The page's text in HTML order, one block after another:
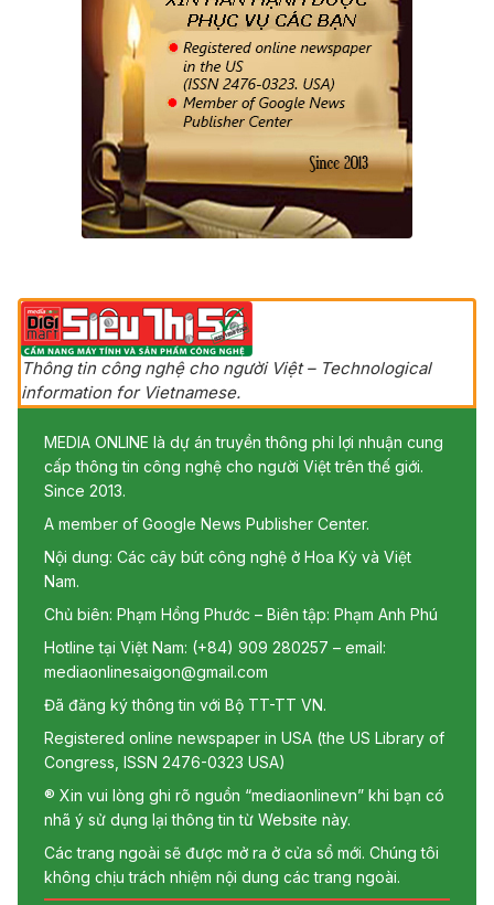
Thông tin công nghệ cho người Việt – Technological
information for Vietnamese.
MEDIA ONLINE là dự án truyền thông phi lợi nhuận cung
cấp thông tin công nghệ cho người Việt trên thế giới.
Since 2013.
A member of Google News Publisher Center.
Nội dung: Các cây bút công nghệ ở Hoa Kỳ và Việt
Nam.
Chủ biên: Phạm Hồng Phước – Biên tập: Phạm Anh Phú
Hotline tại Việt Nam: (+84) 909 280257 – email:
mediaonlinesaigon@gmail.com
Đã đăng ký thông tin với Bộ TT-TT VN.
Registered online newspaper in USA (the US Library of
Congress, ISSN 2476-0323 USA)
® Xin vui lòng ghi rõ nguồn “mediaonlinevn” khi bạn có
nhã ý sử dụng lại thông tin từ Website này.
Các trang ngoài sẽ được mở ra ở cửa sổ mới. Chúng tôi
không chịu trách nhiệm nội dung các trang ngoài.